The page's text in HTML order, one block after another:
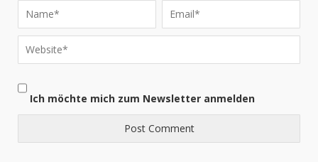
Ich möchte mich zum Newsletter anmelden